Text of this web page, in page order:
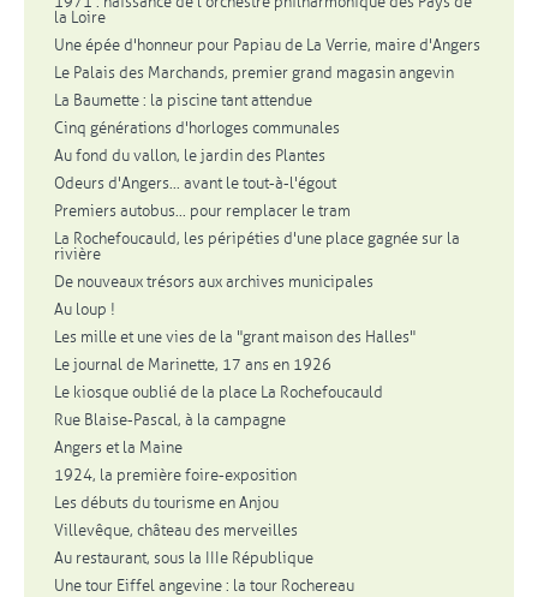
la Loire
Une épée d'honneur pour Papiau de La Verrie, maire d'Angers
Le Palais des Marchands, premier grand magasin angevin
La Baumette : la piscine tant attendue
Cinq générations d'horloges communales
Au fond du vallon, le jardin des Plantes
Odeurs d'Angers... avant le tout-à-l'égout
Premiers autobus... pour remplacer le tram
La Rochefoucauld, les péripéties d'une place gagnée sur la
rivière
De nouveaux trésors aux archives municipales
Au loup !
Les mille et une vies de la "grant maison des Halles"
Le journal de Marinette, 17 ans en 1926
Le kiosque oublié de la place La Rochefoucauld
Rue Blaise-Pascal, à la campagne
Angers et la Maine
1924, la première foire-exposition
Les débuts du tourisme en Anjou
Villevêque, château des merveilles
Au restaurant, sous la IIIe République
Une tour Eiffel angevine : la tour Rochereau